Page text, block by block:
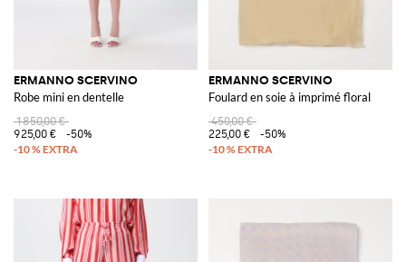
ERMANNO SCERVINO
Robe mini en dentelle
1 850,00 €
925,00 €
-50%
ERMANNO SCERVINO
Foulard en soie à imprimé floral
450,00 €
225,00 €
-50%